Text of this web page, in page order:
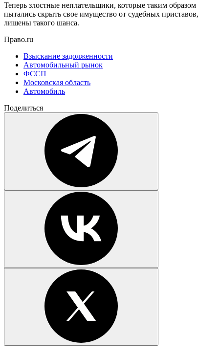
Теперь злостные неплательщики, которые таким образом
пытались скрыть свое имущество от судебных приставов,
лишены такого шанса.
Право.ru
Взыскание задолженности
Автомобильный рынок
ФССП
Московская область
Автомобиль
Поделиться